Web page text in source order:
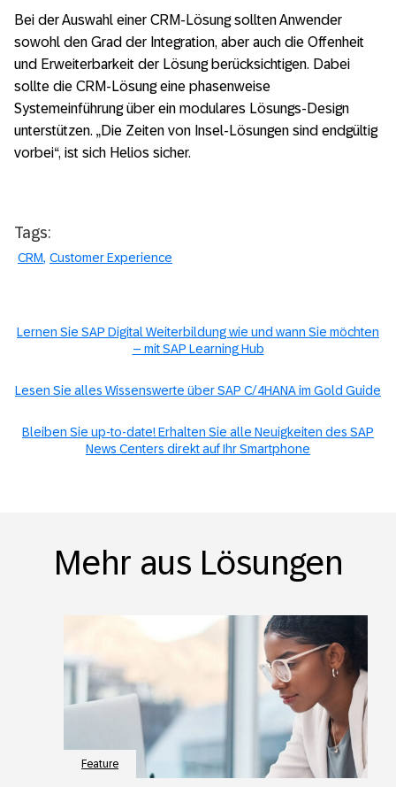
Bei der Auswahl einer CRM-Lösung sollten Anwender
sowohl den Grad der Integration, aber auch die Offenheit
und Erweiterbarkeit der Lösung berücksichtigen. Dabei
sollte die CRM-Lösung eine phasenweise
Systemeinführung über ein modulares Lösungs-Design
unterstützen. „Die Zeiten von Insel-Lösungen sind endgültig
vorbei“, ist sich Helios sicher.
Tags:
CRM Customer Experience
Lernen Sie SAP Digital Weiterbildung wie und wann Sie möchten
– mit SAP Learning Hub
Lesen Sie alles Wissenswerte über SAP C/4HANA im Gold Guide
Bleiben Sie up-to-date! Erhalten Sie alle Neuigkeiten des SAP
News Centers direkt auf Ihr Smartphone
Mehr aus Lösungen
Feature